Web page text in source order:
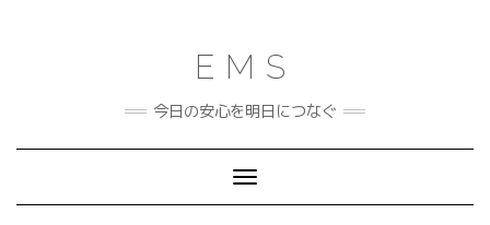
EMS
今日の安心を明日につなぐ
Toggle Navigation